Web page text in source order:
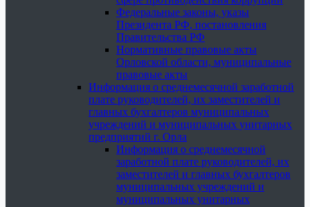
Федеральные законы, указы
Президента РФ, постановления
Правительства РФ
Нормативные правовые акты
Орловской области, муниципальные
правовые акты
Информация о среднемесячной заработной
плате руководителей, их заместителей и
главных бухгалтеров муниципальных
учреждений и муниципальных унитарных
предприятий г. Орла
Информация о среднемесячной
заработной плате руководителей, их
заместителей и главных бухгалтеров
муниципальных учреждений и
муниципальных унитарных